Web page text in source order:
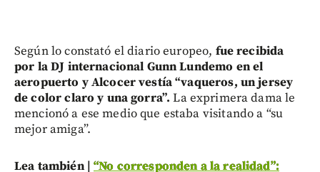
Según lo constató el diario europeo, fue recibida
por la DJ internacional Gunn Lundemo en el
aeropuerto y Alcocer vestía “vaqueros, un jersey
de color claro y una gorra”. La exprimera dama le
mencionó a ese medio que estaba visitando a “su
mejor amiga”.
Lea también |“No corresponden a la realidad”: